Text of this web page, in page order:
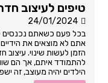
טיפים לעיצוב
24/01/2024
בכל פעם כשאתם נכנסים
אתם לא מוצאים את
הזמן לעשות שינוי.
להתמודד איתם, אך הם
הילדים יהיה מעוצב, זה